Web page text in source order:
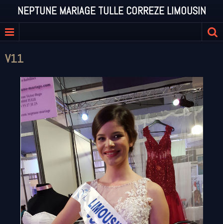
NEPTUNE MARIAGE TULLE CORREZE LIMOUSIN
V11